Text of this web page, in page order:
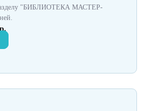
"БИБЛИОТЕКА МАСТЕР-